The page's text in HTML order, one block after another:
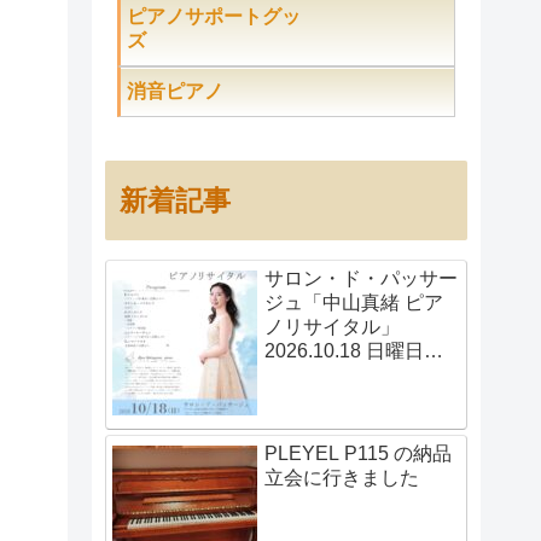
ピアノサポートグッ
ズ
消音ピアノ
新着記事
サロン・ド・パッサー
ジュ「中山真緒 ピア
ノリサイタル」
2026.10.18 日曜日
PLEYEL P115 の納品
立会に行きました